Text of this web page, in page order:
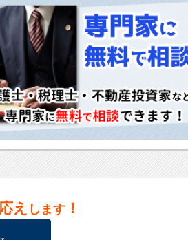
え します ！